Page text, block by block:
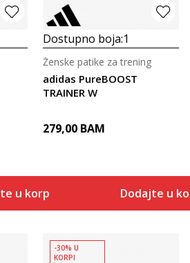
u korpu
Dostupno boja:1
adidas PureBOOST
TRAINER W
Ženske patike za trening
279,00 BAM
Dodajte u
-30% U
KORPI